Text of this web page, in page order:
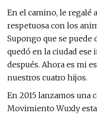
En el camino, le regalé
respetuosa con los
Supongo que se puede
quedó en la ciudad
después. Ahora es mi
nuestros cuatro hijos.
En 2015 lanzamos una
Movimiento Wuxly